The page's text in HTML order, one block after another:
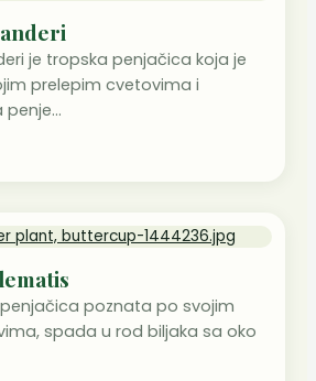
je tropska penjačica koja je
prelepim cvetovima i
penje…
poznata po svojim
spada u rod biljaka sa oko